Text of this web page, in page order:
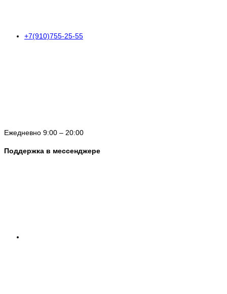
+7(910)755-25-55
Ежедневно 9:00 – 20:00
Поддержка в мессенджере